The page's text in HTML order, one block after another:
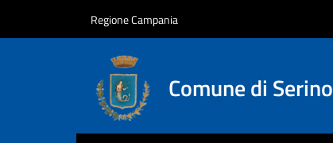
Regione Campania
Comune di Serino